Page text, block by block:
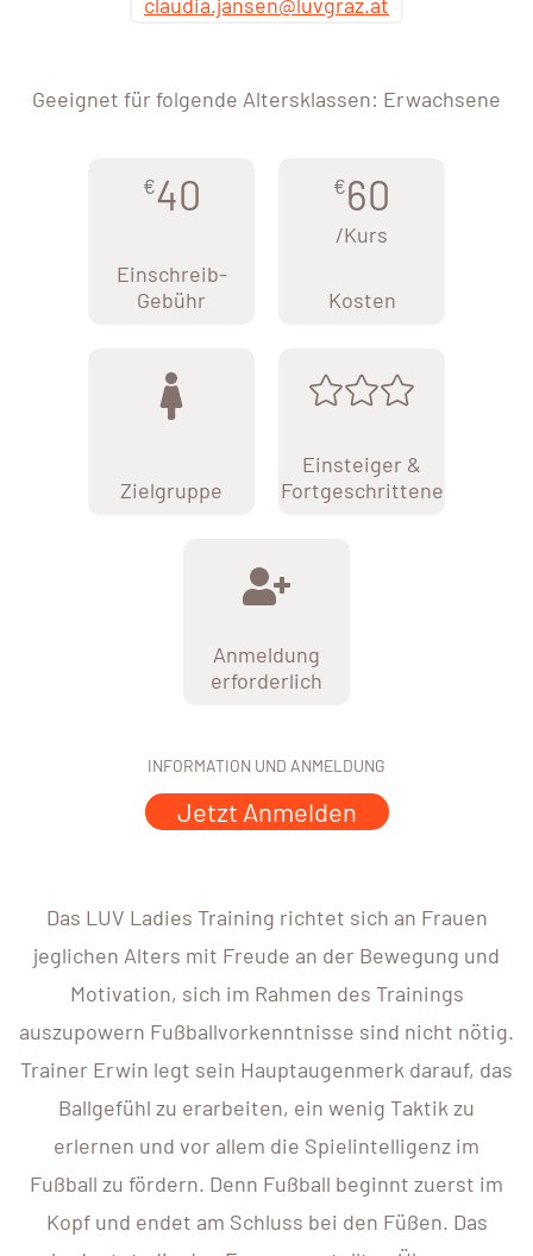
claudia.jansen@luvgraz.at
Geeignet für folgende Altersklassen: Erwachsene
€40
Einschreib-
Gebühr
€60
/Kurs
Kosten
Zielgruppe
Einsteiger &
Fortgeschrittene
Anmeldung
erforderlich
INFORMATION UND ANMELDUNG
Jetzt Anmelden
Das LUV Ladies Training richtet sich an Frauen
jeglichen Alters mit Freude an der Bewegung und
Motivation, sich im Rahmen des Trainings
auszupowern Fußballvorkenntnisse sind nicht nötig.
Trainer Erwin legt sein Hauptaugenmerk darauf, das
Ballgefühl zu erarbeiten, ein wenig Taktik zu
erlernen und vor allem die Spielintelligenz im
Fußball zu fördern. Denn Fußball beginnt zuerst im
Kopf und endet am Schluss bei den Füßen. Das